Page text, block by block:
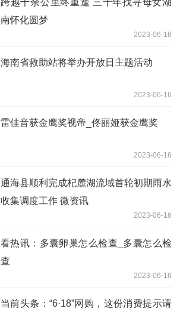
南怀化圆梦
2023-06-16
海南省救助站将举办开放日主题活动
2023-06-16
雷佳音获金鹰奖视帝_佟丽娅获金鹰奖
2023-06-16
通海县顺利完成杞麓湖流域首轮初期雨水
收集调度工作 微资讯
2023-06-16
看热讯：多囊卵巢怎么检查_多囊怎么检
查
2023-06-16
当前头条：“6·18”网购，这份消费提示请